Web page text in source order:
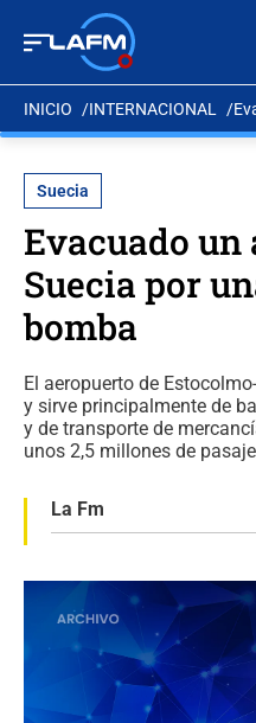
INICIO INTERNACIONAL
Suecia
Evacuado un
Suecia por
bomba
El aeropuerto de
y sirve principalmente de
y de transporte de
unos 2,5 millones de
La Fm